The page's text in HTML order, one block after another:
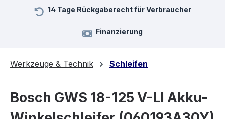
14 Tage Rückgaberecht für Verbraucher
Finanzierung
Werkzeuge & Technik Schleifen
Bosch GWS 18-125 V-LI Akku-